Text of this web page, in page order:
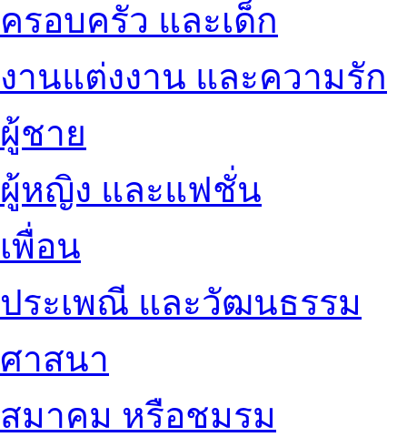
ครอบครัว และเด็ก
งานแต่งงาน และความรัก
ผู้ชาย
ผู้หญิง และแฟชั่น
เพื่อน
ประเพณี และวัฒนธรรม
ศาสนา
สมาคม หรือชมรม